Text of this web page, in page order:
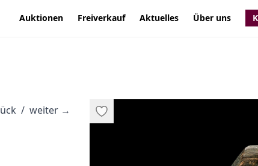
Auktionen Freiverkauf Aktuelles Über uns
/ weiter →